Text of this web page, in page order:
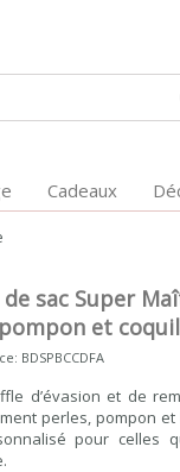
Cadeaux
sac Super
et
BDSPBCCDFA
d’évasion et de
perles, pompon
pour celles